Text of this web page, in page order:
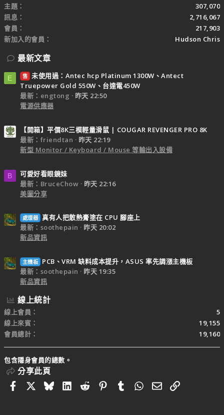
主題
307,070
訊息
2,716,067
會員
217,903
新加入的會員
Hudson Chris
最新文章
E 售 未使用過：Antec hcp Platinum 1300W、Antect
Truepower Gold 550W、台達電450W
最新：engtong
昨天 22:50
電源供應器
【開箱】平價8K三模輕量滑鼠 | COUGAR REVENGER PRO 8K
最新：friendtan
昨天 22:19
新型 Monitor / Keyboard / Mouse 等輸出入設備
B
可愛好看眼鏡妹
最新：BruceChow
昨天 22:16
美圖分享
處理器 真有人把散熱膏塗在 CPU 腳座上
最新：soothepain
昨天 20:02
新品資訊
主機板
PCB、VRM 缺料成本提升，ASUS 率先調漲主機板
最新：soothepain
昨天 19:35
新品資訊
線上統計
線上會員
5
線上來賓
19,155
會員總計
19,160
包含隱身會員的總數。
分享此頁
FacebookBlueskyLinkedIn
RedditPinterestTumblrWhatsApp
電子郵件
連結